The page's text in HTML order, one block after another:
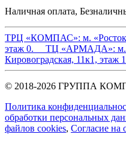
Наличная оплата,
ТРЦ «КОМПАС»: м.
этаж 0. ТЦ «АРМАДА»:
Кировоградская, 11к1, этаж 1
© 2018-2026 ГРУППА
Политика
обработки персональных
файлов cookies, Согласие на